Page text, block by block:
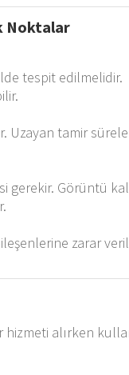
Noktalar
tespit edilmelidir.
Uzayan tamir
gerekir. Görüntü
zarar
alırken